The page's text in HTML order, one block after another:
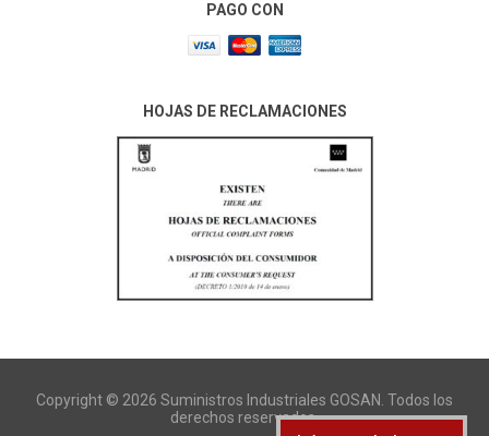
PAGO CON
HOJAS DE RECLAMACIONES
Copyright © 2026 Suministros Industriales GOSAN. Todos los
derechos reservados.